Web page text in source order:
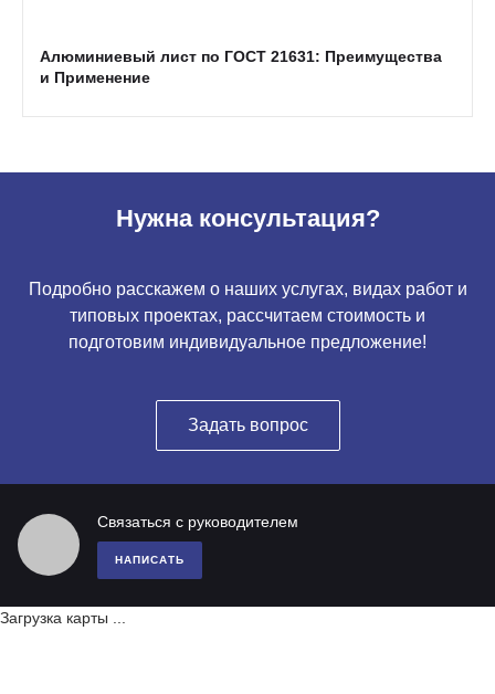
Алюминиевый лист по ГОСТ 21631: Преимущества
и Применение
Нужна консультация?
Подробно расскажем о наших услугах, видах работ и
типовых проектах, рассчитаем стоимость и
подготовим индивидуальное предложение!
Задать вопрос
Связаться с руководителем
НАПИСАТЬ
Загрузка карты ...